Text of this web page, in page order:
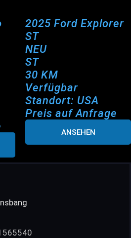
2025 Ford Explorer
ST
NEU
ST
30 KM
Verfügbar
Standort: USA
Preis auf Anfrage
ANSEHEN